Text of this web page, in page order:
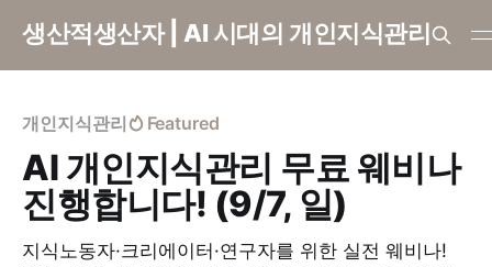
생산적생산자 | AI 시대의 개인지식관리
개인지식관리 Featured
AI 개인지식관리 무료 웨비나
진행합니다! (9/7, 일)
지식노동자·크리에이터·연구자를 위한 실전 웨비나!